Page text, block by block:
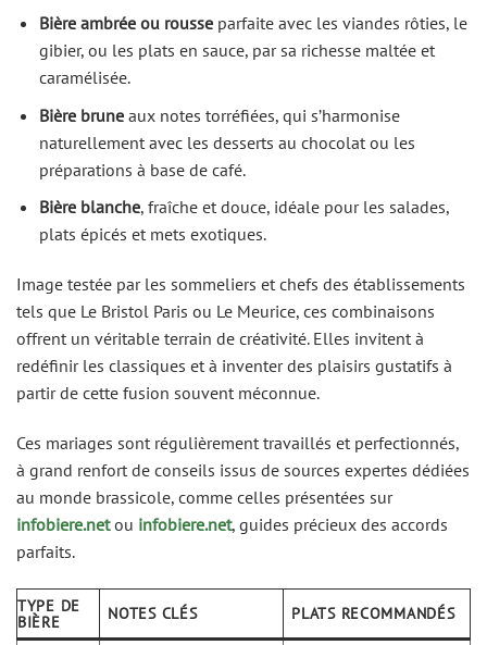
Bière ambrée ou rousseparfaite avec les viandes rôties, le
gibier, ou les plats en sauce, par sa richesse maltée et
caramélisée.
Bière bruneaux notes torréfiées, qui s’harmonise
naturellement avec les desserts au chocolat ou les
préparations à base de café.
Bière blanche, fraîche et douce, idéale pour les salades,
plats épicés et mets exotiques.
Image testée par les sommeliers et chefs des établissements
tels que Le Bristol Paris ou Le Meurice, ces combinaisons
offrent un véritable terrain de créativité. Elles invitent à
redéfinir les classiques et à inventer des plaisirs gustatifs à
partir de cette fusion souvent méconnue.
Ces mariages sont régulièrement travaillés et perfectionnés,
à grand renfort de conseils issus de sources expertes dédiées
au monde brassicole, comme celles présentées sur
infobiere.netou infobiere.net, guides précieux des accords
parfaits.
TYPE DE
BIÈRE NOTES CLÉS PLATS RECOMMANDÉS